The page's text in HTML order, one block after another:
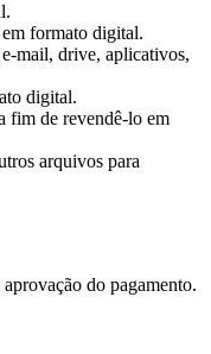
formato digital.
mail, drive, aplicativos,
digital.
fim de revendê-lo em
arquivos para
do pagamento.